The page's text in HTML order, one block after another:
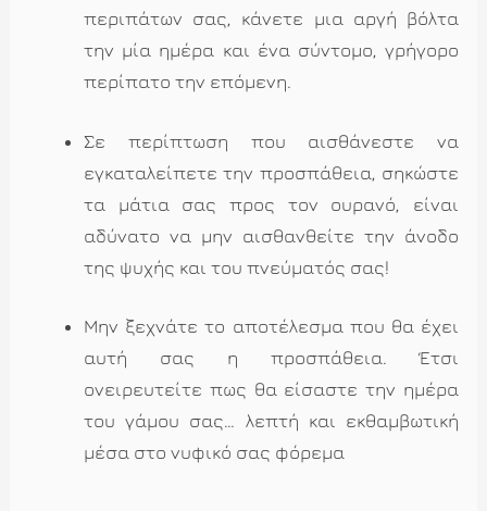
περιπάτων σας, κάνετε μια αργή βόλτα
την μία ημέρα και ένα σύντομο, γρήγορο
περίπατο την επόμενη.
Σε περίπτωση που αισθάνεστε να
εγκαταλείπετε την προσπάθεια, σηκώστε
τα μάτια σας προς τον ουρανό, είναι
αδύνατο να μην αισθανθείτε την άνοδο
της ψυχής και του πνεύματός σας!
Μην ξεχνάτε το αποτέλεσμα που θα έχει
αυτή σας η προσπάθεια. Έτσι
ονειρευτείτε πως θα είσαστε την ημέρα
του γάμου σας… λεπτή και εκθαμβωτική
μέσα στο νυφικό σας φόρεμα